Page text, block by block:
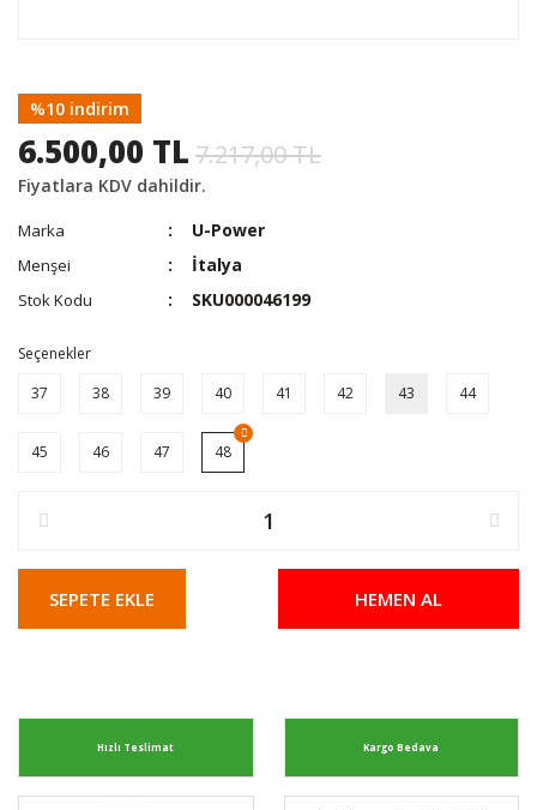
%10 indirim
6.500,00 TL 7.217,00 TL
Fiyatlara KDV dahildir.
Marka U-Power
Menşei İtalya
Stok Kodu SKU000046199
Seçenekler
37
38 39 40 41 42 43 44
45 46 47 48
SEPETE EKLE HEMEN AL
Hızlı Teslimat Kargo Bedava